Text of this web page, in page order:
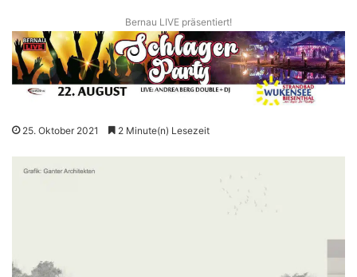
Bernau LIVE präsentiert!
25. Oktober 2021 2 Minute(n) Lesezeit